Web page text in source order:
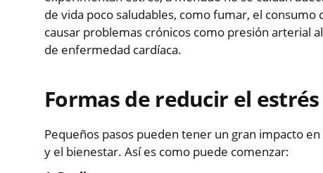
de vida poco saludables, como fumar, el
causar problemas crónicos como presión arterial
de enfermedad cardíaca.
Formas de reducir el estrés
Pequeños pasos pueden tener un gran impacto
y el bienestar. Así es como puede comenzar: